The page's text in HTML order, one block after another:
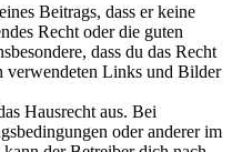
Beitrags, dass er keine
Recht oder die guten
dass du das Recht
verwendeten Links und Bilder
Hausrecht aus. Bei
oder anderer im